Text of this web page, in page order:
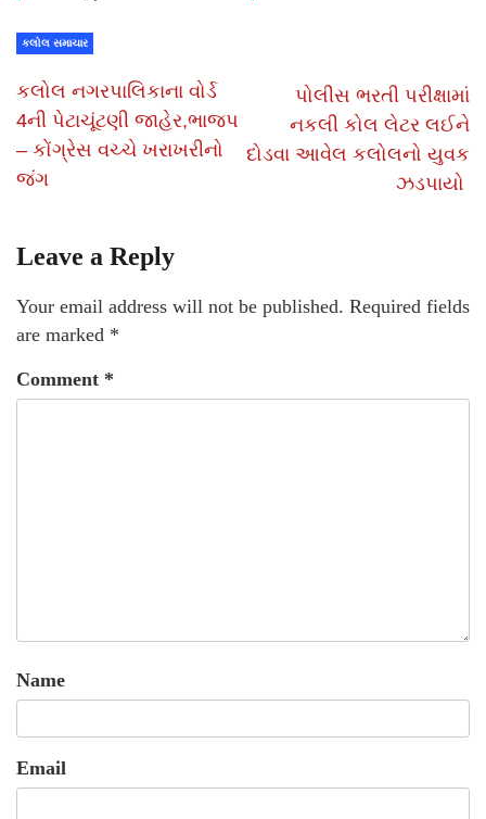
કલોલ સમાચાર
કલોલ નગરપાલિકાના વોર્ડ
4ની પેટાચૂંટણી જાહેર,ભાજપ
– કોંગ્રેસ વચ્ચે ખરાખરીનો
જંગ
પોલીસ ભરતી પરીક્ષામાં
નકલી કોલ લેટર લઈને
દોડવા આવેલ કલોલનો યુવક
ઝડપાયો
Leave a Reply
Your email address will not be published. Required fields
are marked *
Comment *
Name
Email